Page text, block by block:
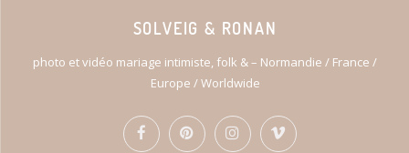
SOLVEIG & RONAN
photo et vidéo mariage intimiste, folk & – Normandie / France /
Europe / Worldwide